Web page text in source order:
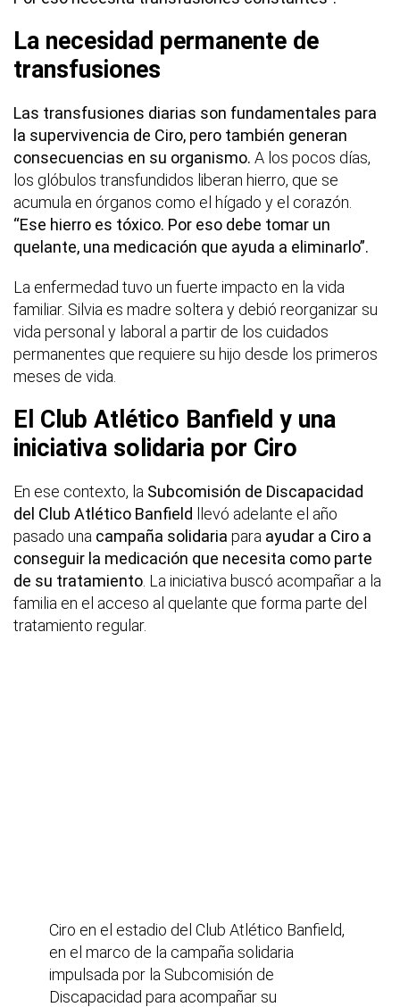
La necesidad permanente de
transfusiones
Las transfusiones diarias son fundamentales para
la supervivencia de Ciro, pero también generan
consecuencias en su organismo. A los pocos días,
los glóbulos transfundidos liberan hierro, que se
acumula en órganos como el hígado y el corazón.
“Ese hierro es tóxico. Por eso debe tomar un
quelante, una medicación que ayuda a eliminarlo”.
La enfermedad tuvo un fuerte impacto en la vida
familiar. Silvia es madre soltera y debió reorganizar su
vida personal y laboral a partir de los cuidados
permanentes que requiere su hijo desde los primeros
meses de vida.
El Club Atlético Banfield y una
iniciativa solidaria por Ciro
En ese contexto, la Subcomisión de Discapacidad
del Club Atlético Banfield
llevó adelante el año
pasado una campaña solidaria para ayudar a Ciro a
conseguir la medicación que necesita como parte
de su tratamiento . La iniciativa buscó acompañar a la
familia en el acceso al quelante que forma parte del
tratamiento regular.
Ciro en el estadio del Club Atlético Banfield,
en el marco de la campaña solidaria
impulsada por la Subcomisión de
Discapacidad para acompañar su